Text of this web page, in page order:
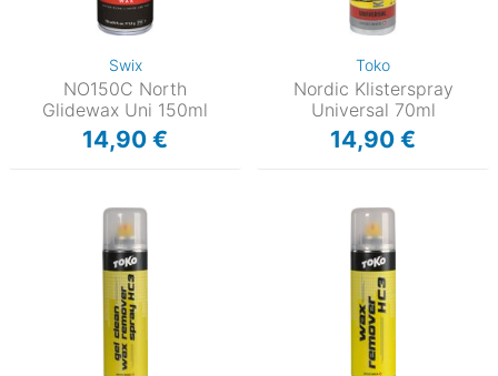
Swix
NO150C North
Glidewax Uni 150ml
14,90 €
Toko
Nordic Klisterspray
Universal 70ml
14,90 €